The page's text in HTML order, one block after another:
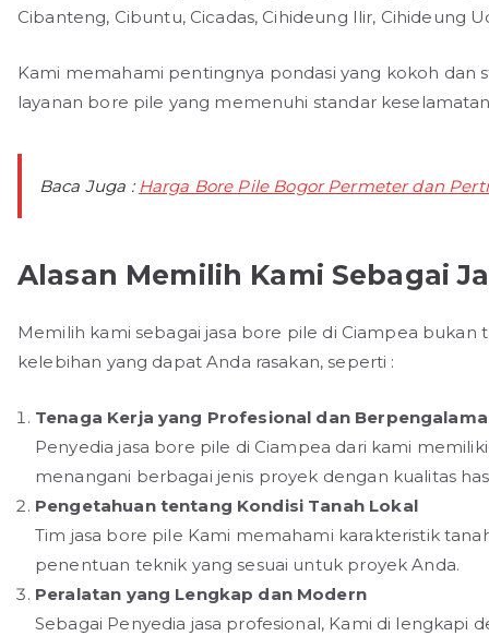
Cibanteng, Cibuntu, Cicadas, Cihideung Ilir, Cihideung
Kami memahami pentingnya pondasi yang kokoh dan
layanan bore pile yang memenuhi standar
Baca Juga :Harga Bore Pile Bogor Permeter dan
Alasan Memilih Kami Sebagai
Memilih kami sebagai jasa bore pile di Ciampea
kelebihan yang dapat Anda rasakan, seperti :
Tenaga Kerja yang Profesional dan
Penyedia jasa bore pile di Ciampea dari kami
menangani berbagai jenis proyek dengan kualitas
Pengetahuan tentang Kondisi Tanah Lokal
Tim jasa bore pile Kami memahami karakteristik
penentuan teknik yang sesuai untuk proyek Anda.
Peralatan yang Lengkap dan Modern
Sebagai Penyedia jasa profesional, Kami di